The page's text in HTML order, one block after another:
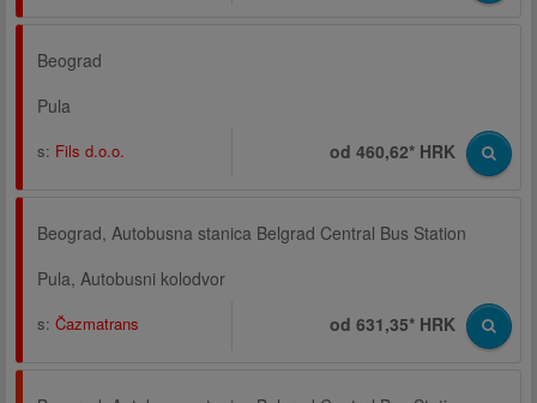
Beograd
Pula
s: Fils d.o.o. od 460,62* HRK
Beograd, Autobusna stanica Belgrad Central Bus Station
Pula, Autobusni kolodvor
s: Čazmatrans od 631,35* HRK